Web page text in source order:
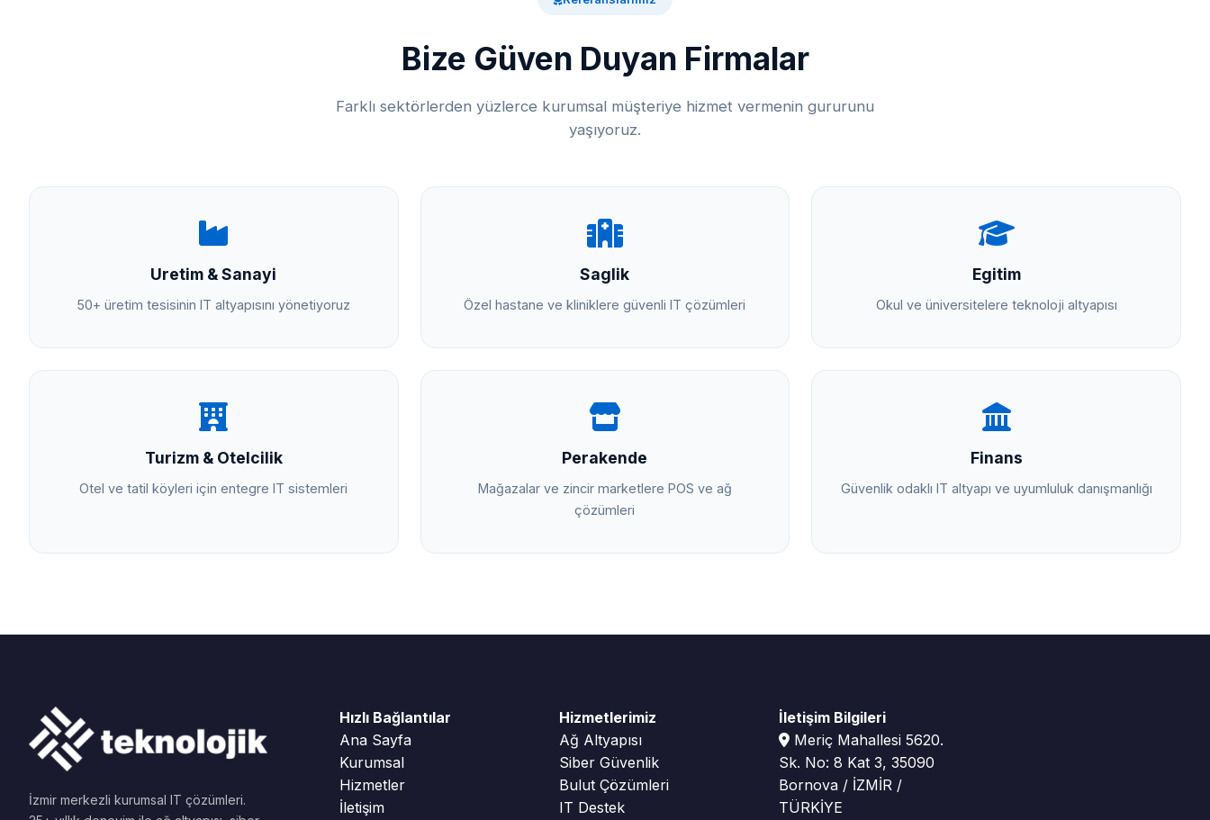
Bize Güven Duyan Firmalar
Farklı sektörlerden yüzlerce kurumsal müşteriye hizmet vermenin gururunu
yaşıyoruz.
Uretim & Sanayi
50+ üretim tesisinin IT altyapısını yönetiyoruz
Saglik
Özel hastane ve kliniklere güvenli IT çözümleri
Egitim
Okul ve üniversitelere teknoloji altyapısı
Turizm & Otelcilik
Otel ve tatil köyleri için entegre IT sistemleri
Perakende
Mağazalar ve zincir marketlere POS ve ağ
çözümleri
Finans
Güvenlik odaklı IT altyapı ve uyumluluk danışmanlığı
İzmir merkezli kurumsal IT çözümleri.
Hızlı Bağlantılar
Ana Sayfa
Kurumsal
Hizmetler
İletişim
Hizmetlerimiz
Ağ Altyapısı
Siber Güvenlik
Bulut Çözümleri
IT Destek
İletişim Bilgileri
Meriç Mahallesi 5620.
Sk. No: 8 Kat 3, 35090
Bornova / İZMİR /
TÜRKİYE